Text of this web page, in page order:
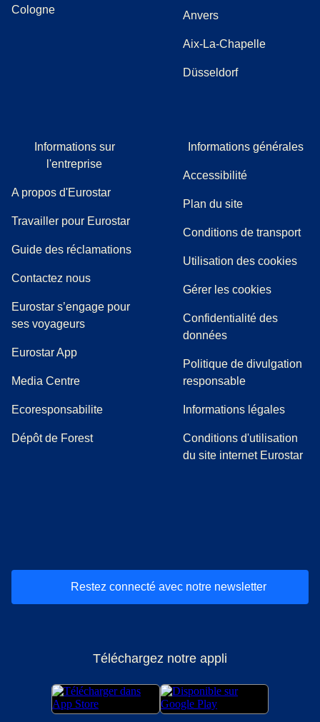
Cologne
Anvers
Aix-La-Chapelle
Düsseldorf
Informations sur
l'entreprise
A propos d'Eurostar
Travailler pour Eurostar
Guide des réclamations((
Contactez nous
Eurostar s’engage pour
ses voyageurs
Eurostar App
Media Centre( Ouvre un nouvel onglet)
Ecoresponsabilite
Dépôt de Forest
Informations générales
Accessibilité
Plan du site
Conditions de transport
Utilisation des cookies
Gérer les cookies
Confidentialité des
données
Politique de divulgation
responsable
Informations légales
Conditions d'utilisation
du site internet Eurostar
Restez connecté avec notre newsletter
Téléchargez notre appli